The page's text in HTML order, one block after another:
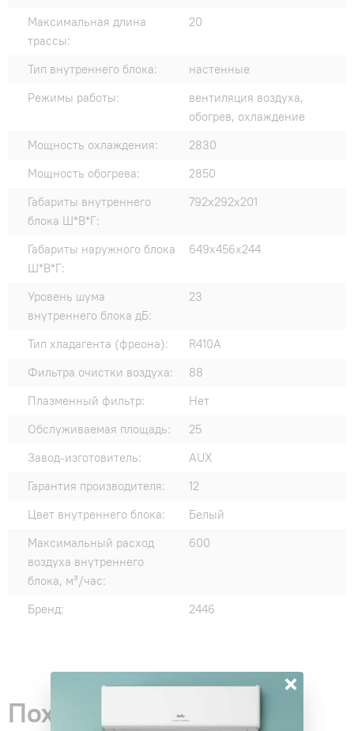
Максимальная длина
трассы:
20
Тип внутреннего блока:
настенные
Режимы работы:
вентиляция воздуха,
обогрев, охлаждение
Мощность охлаждения:
2830
Мощность обогрева:
2850
Габариты внутреннего
блока Ш*В*Г:
792x292x201
Габариты наружного блока
Ш*В*Г:
649x456x244
Уровень шума
внутреннего блока дБ:
23
Тип хладагента (фреона):
R410A
Фильтра очистки воздуха:
88
Плазменный фильтр:
Нет
Обслуживаемая площадь:
25
Завод-изготовитель:
AUX
Гарантия производителя:
12
Цвет внутреннего блока:
Белый
Максимальный расход
воздуха внутреннего
блока, м³/час:
600
Бренд: 2446
Похожие товары
×